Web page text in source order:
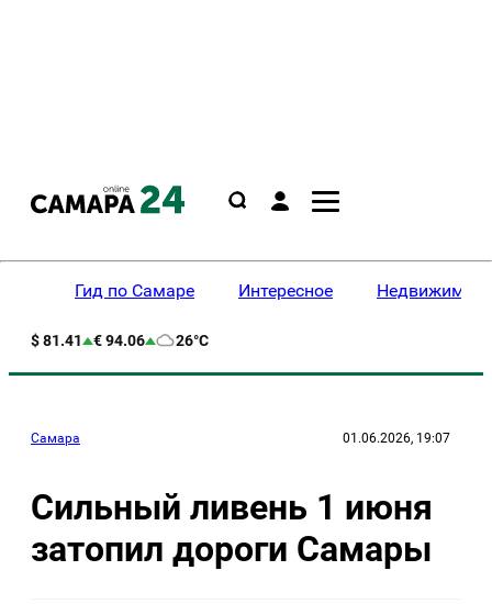
Гид по Самаре Интересное
$ 81.41 € 94.06 26°C
Самара 01.06.2026, 19:07
Сильный ливень 1 июня
затопил дороги Самары